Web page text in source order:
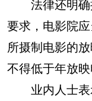
法律还明确
要求，电影院
所摄制电影的
不得低于年放
业内人士表